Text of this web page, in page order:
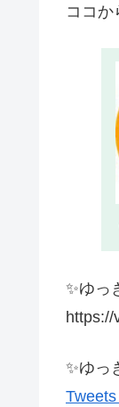
ココか
✨ゆっ
https://
✨ゆっ